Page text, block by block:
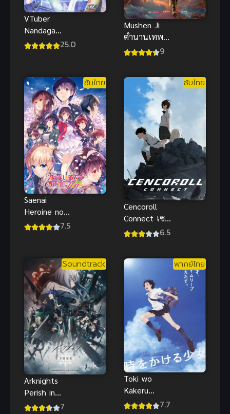
VTuber
Nandaga
Haishin Kiri25.0
Mushen Ji
ตำนานเทพกู้
จักรวาล พากย์
9
ซับไทย
Saenai
Heroine no
Sodatekata
สาวบ้านให้มา
เป็นนางเอก
ของผม ซับ
ไทย
7.5
ซับไทย
Cencoroll
Connect เซน
โครอล คอน6.5
Soundtrack
Arknights
Perish in
Frost สงคราม
7
พากย์ไทย
Toki wo
Kakeru
Shoujo กระ7.7